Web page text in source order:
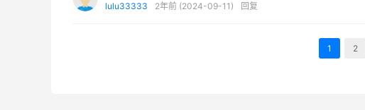
lulu33333 2年前 (2024-09-11) 回复
1 2